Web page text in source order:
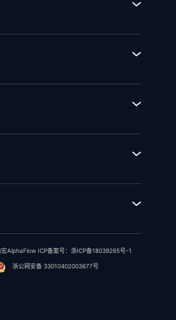
分析平台
擎
理
动化
目管理
准管理
成
成
AlphaFlow ICP备案号： 浙ICP备18039265号-1
浙公网安备 33010402003677号